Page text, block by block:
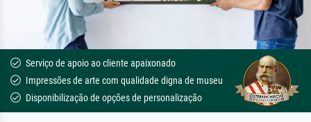
Serviço de apoio ao cliente apaixonado
Impressões de arte com qualidade digna de museu
Disponibilização de opções de personalização